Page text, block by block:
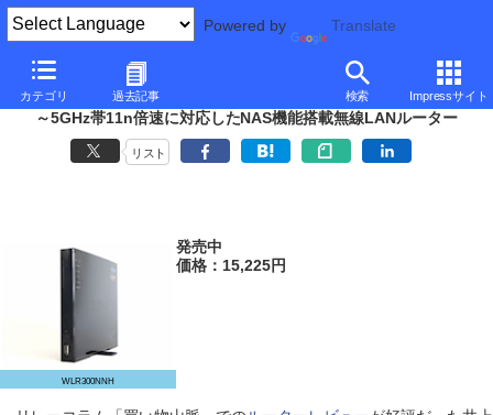
Powered by Translate
カテゴリ 過去記事 検索 Impressサイト
■
■
～5GHz帯11n倍速に対応したNAS機能搭載無線LANルーター
リスト
WLR300NNH
発売中
価格：15,225円